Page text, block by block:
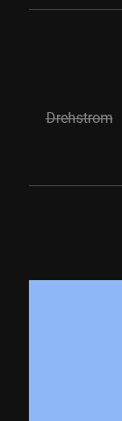
Drehstrom